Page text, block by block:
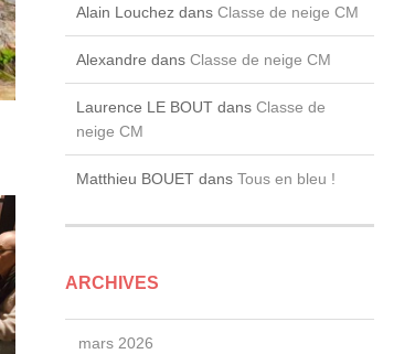
Alain Louchez dans Classe de neige CM
Alexandre dans Classe de neige CM
Laurence LE BOUT dans Classe de
neige CM
Matthieu BOUET dans Tous en bleu !
ARCHIVES
mars 2026